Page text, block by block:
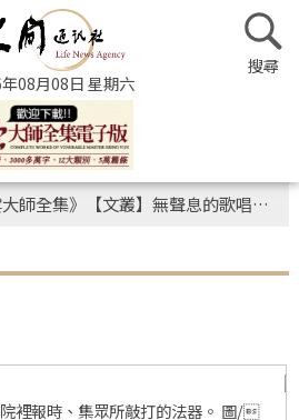
08月08日 星期六
師全集》【文叢】無聲息的歌唱．大鐘
裡報時、集眾所敲打的法器。 圖/